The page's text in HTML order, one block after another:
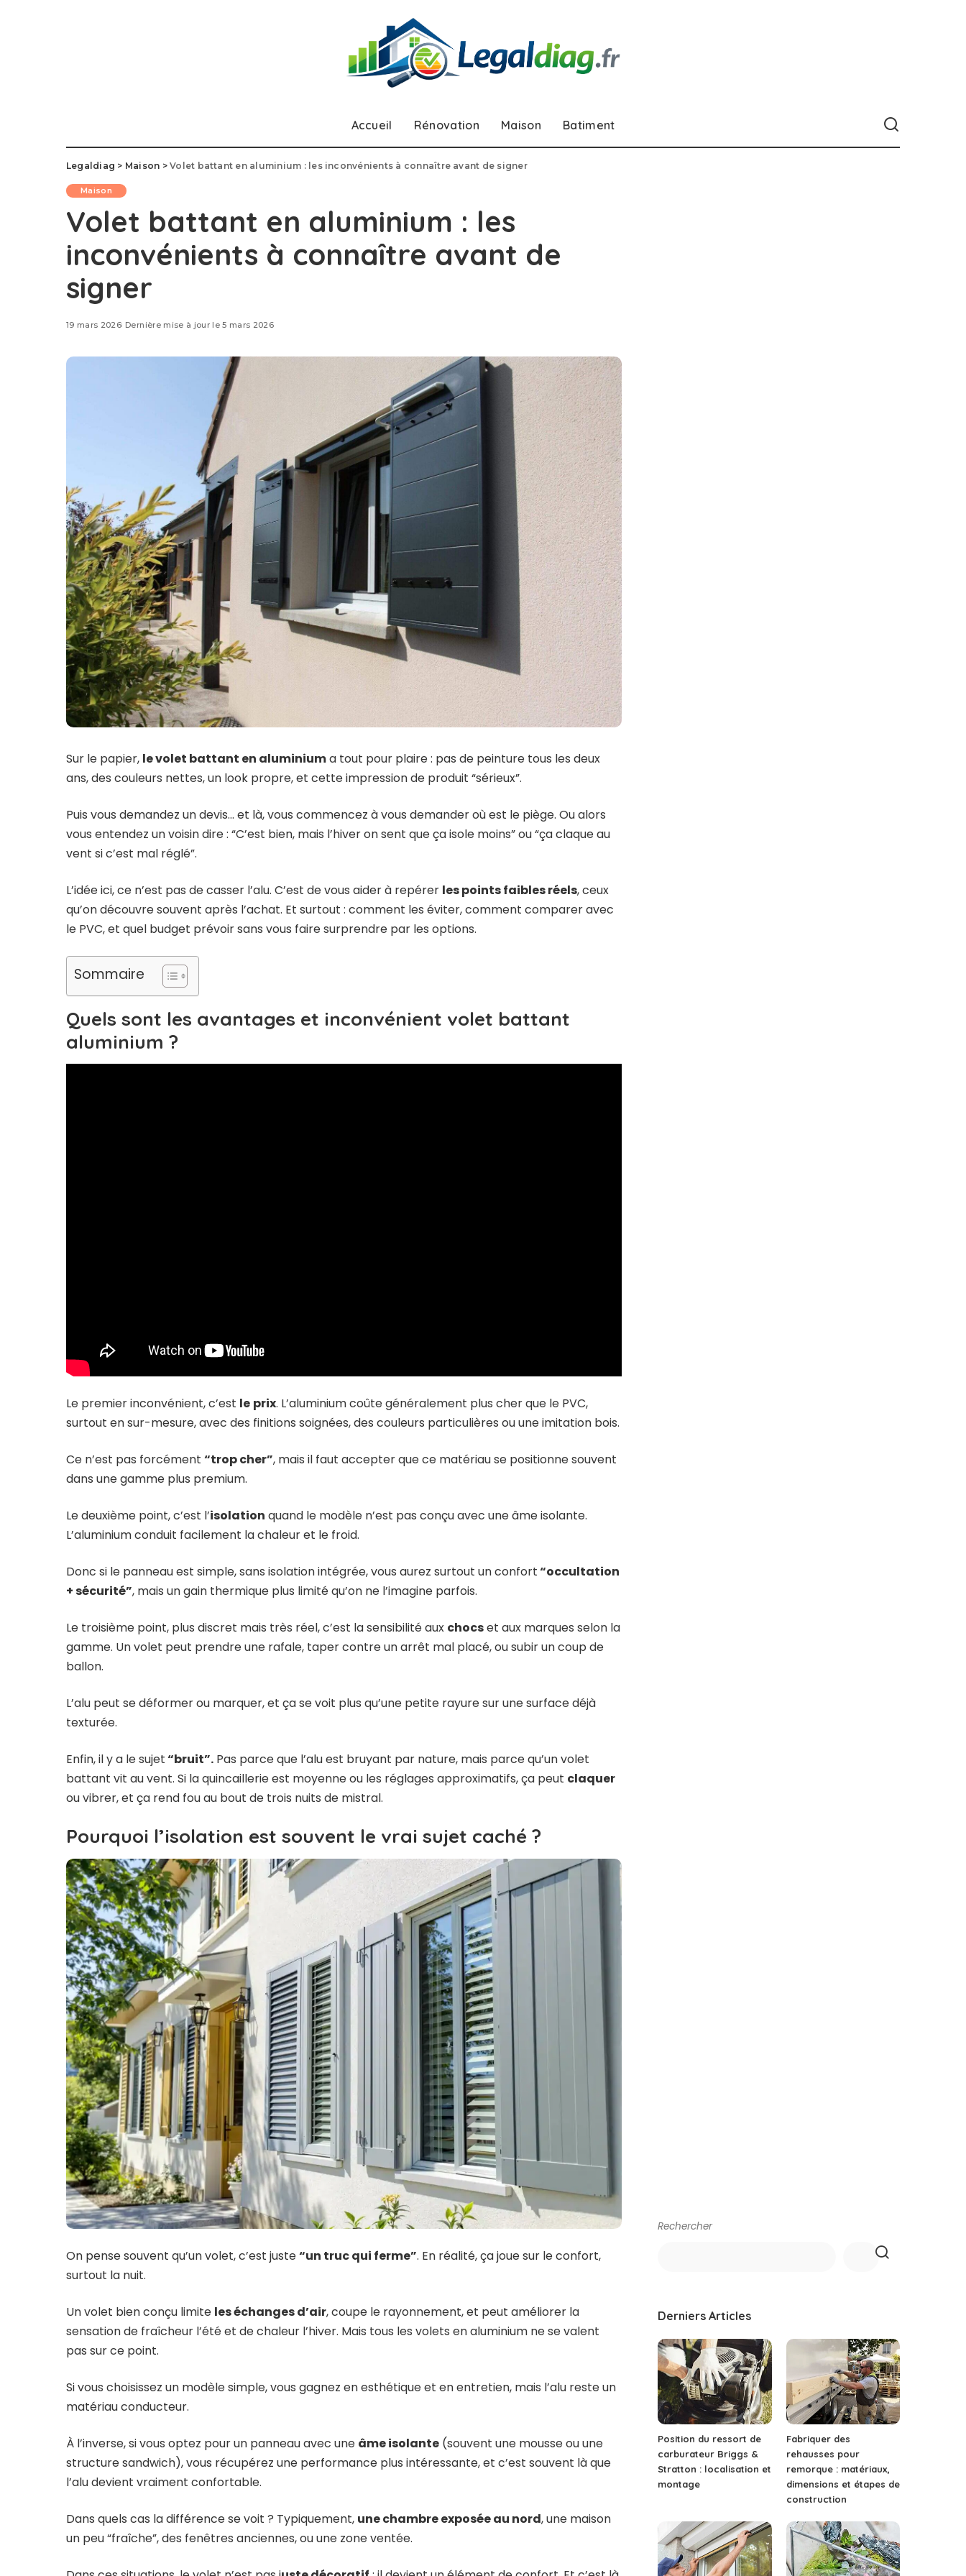
Accueil Rénovation Maison Batiment
Legaldiag > Maison >Volet battant en aluminium : les inconvénients à connaître avant de signer
Maison
Volet battant en aluminium : les
inconvénients à connaître avant de
signer
19 mars 2026 Dernière mise à jour le 5 mars 2026
Sur le papier, le volet battant en aluminiuma tout pour plaire : pas de peinture tous les deux
ans, des couleurs nettes, un look propre, et cette impression de produit “sérieux”.
Puis vous demandez un devis… et là, vous commencez à vous demander où est le piège. Ou alors
vous entendez un voisin dire : “C’est bien, mais l’hiver on sent que ça isole moins” ou “ça claque au
vent si c’est mal réglé”.
L’idée ici, ce n’est pas de casser l’alu. C’est de vous aider à repérer les points faibles réels, ceux
qu’on découvre souvent après l’achat. Et surtout : comment les éviter, comment comparer avec
le PVC, et quel budget prévoir sans vous faire surprendre par les options.
Sommaire
Quels sont les avantages et inconvénient volet battant
aluminium ?
Le premier inconvénient, c’est le prix. L’aluminium coûte généralement plus cher que le PVC,
surtout en sur-mesure, avec des finitions soignées, des couleurs particulières ou une imitation bois.
Ce n’est pas forcément “trop cher”, mais il faut accepter que ce matériau se positionne souvent
dans une gamme plus premium.
Le deuxième point, c’est l’isolation quand le modèle n’est pas conçu avec une âme isolante.
L’aluminium conduit facilement la chaleur et le froid.
Donc si le panneau est simple, sans isolation intégrée, vous aurez surtout un confort“occultation
+ sécurité”, mais un gain thermique plus limité qu’on ne l’imagine parfois.
Le troisième point, plus discret mais très réel, c’est la sensibilité aux chocset aux marques selon la
gamme. Un volet peut prendre une rafale, taper contre un arrêt mal placé, ou subir un coup de
ballon.
L’alu peut se déformer ou marquer, et ça se voit plus qu’une petite rayure sur une surface déjà
texturée.
Enfin, il y a le sujet“bruit”. Pas parce que l’alu est bruyant par nature, mais parce qu’un volet
battant vit au vent. Si la quincaillerie est moyenne ou les réglages approximatifs, ça peut claquer
ou vibrer, et ça rend fou au bout de trois nuits de mistral.
Pourquoi l’isolation est souvent le vrai sujet caché ?
On pense souvent qu’un volet, c’est juste“un truc qui ferme”. En réalité, ça joue sur le confort,
surtout la nuit.
Un volet bien conçu limite les échanges d’air, coupe le rayonnement, et peut améliorer la
sensation de fraîcheur l’été et de chaleur l’hiver. Mais tous les volets en aluminium ne se valent
pas sur ce point.
Si vous choisissez un modèle simple, vous gagnez en esthétique et en entretien, mais l’alu reste un
matériau conducteur.
À l’inverse, si vous optez pour un panneau avec une âme isolante (souvent une mousse ou une
structure sandwich), vous récupérez une performance plus intéressante, et c’est souvent là que
l’alu devient vraiment confortable.
Dans quels cas la différence se voit ? Typiquement, une chambre exposée au nord, une maison
un peu “fraîche”, des fenêtres anciennes, ou une zone ventée.
Rechercher
Derniers Articles
Position du ressort de
carburateur Briggs &
Stratton : localisation et
montage
Fabriquer des
rehausses pour
remorque : matériaux,
dimensions et étapes de
construction